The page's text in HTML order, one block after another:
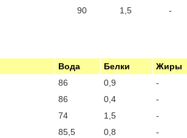
90 1,5 -
Вода Белки
Жиры
86 0,9
-
86 0,4
-
74 1,5
-
85,5 0,8
-